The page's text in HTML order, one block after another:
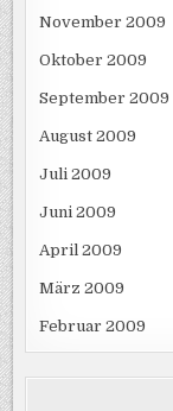
November 2009
Oktober 2009
September 2009
August 2009
Juli 2009
Juni 2009
April 2009
März 2009
Februar 2009